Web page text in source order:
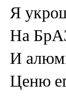
Я
На
И
Ценю